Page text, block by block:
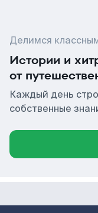
Делимся
Истории и
от
Каждый день
собственные